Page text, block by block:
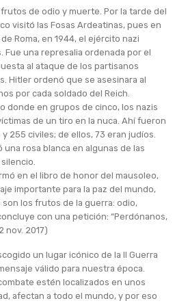
de odio y muerte. Por la tarde del
visitó las Fosas Ardeatinas, pues en
Roma, en 1944, el ejército nazi
Fue una represalia ordenada por el
al ataque de los partisanos
Hitler ordenó que se asesinara al
por cada soldado del Reich.
donde en grupos de cinco, los nazis
de un tiro en la nuca. Ahí fueron
255 civiles; de ellos, 73 eran judíos.
rosa blanca en algunas de las
en el libro de honor del mausoleo,
importante para la paz del mundo,
los frutos de la guerra: odio,
con una petición: “Perdónanos,
nov. 2017)
un lugar icónico de la II Guerra
válido para nuestra época.
estén localizados en unos
afectan a todo el mundo, y por eso